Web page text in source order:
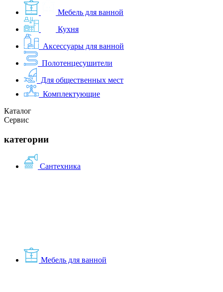
Мебель для ванной
Кухня
Аксессуары для ванной
Полотенцесушители
Для общественных мест
Комплектующие
Каталог
Сервис
категории
Сантехника
Мебель для ванной